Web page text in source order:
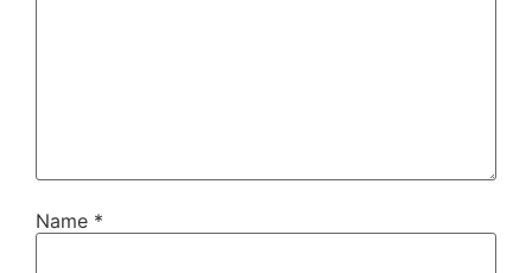
Name *